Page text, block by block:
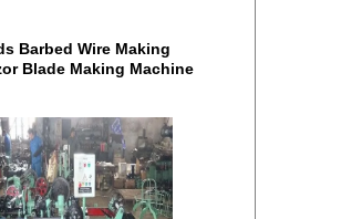
Barbed Wire Making
Blade Making Machine